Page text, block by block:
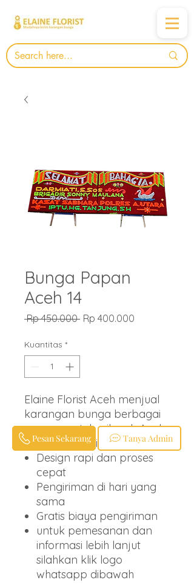
Bunga Papan
Aceh 14
Rp 450.000 Harga
Rp 400.000
Kuantitas *
Elaine Florist Aceh menjual
karangan bunga berbagai
ucapan untuk wilayah Aceh
Barat dan sekitarnya.
Design rapi dan proses
cepat
Pengiriman di hari yang
sama
Gratis biaya pengiriman
untuk pemesanan dan
informasi lebih lanjut
silahkan klik logo
whatsapp dibawah
Tanya Admin
Pesan Sekarang